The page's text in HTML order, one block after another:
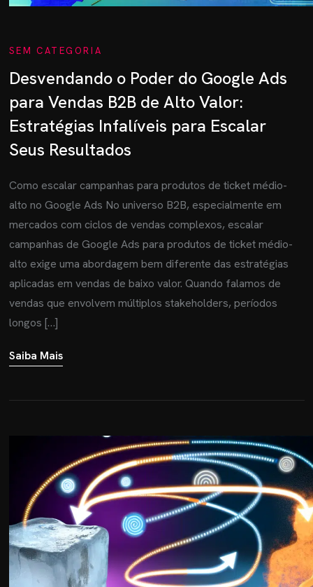
SEM CATEGORIA
Desvendando o Poder do Google Ads
para Vendas B2B de Alto Valor:
Estratégias Infalíveis para Escalar
Seus Resultados
Como escalar campanhas para produtos de ticket médio-
alto no Google Ads No universo B2B, especialmente em
mercados com ciclos de vendas complexos, escalar
campanhas de Google Ads para produtos de ticket médio-
alto exige uma abordagem bem diferente das estratégias
aplicadas em vendas de baixo valor. Quando falamos de
vendas que envolvem múltiplos stakeholders, períodos
longos […]
Saiba Mais